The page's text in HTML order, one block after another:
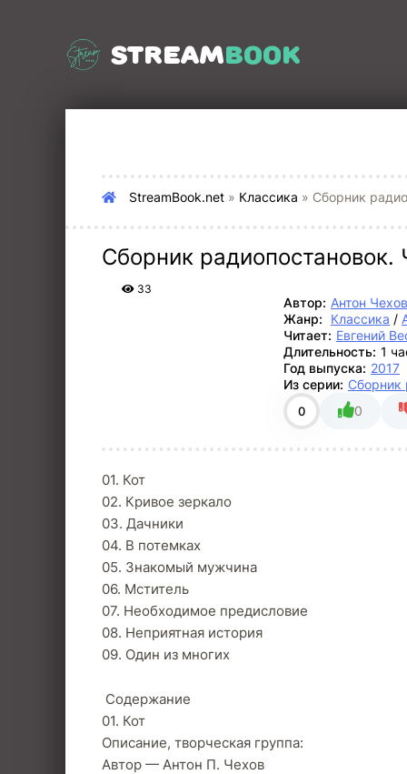
STREAMBOOK
StreamBook.net » Классика » Сборник
Сборник радиопостановок.
33
Автор: Антон Чехов
Жанр:
Классика /
Читает: Евгений
Длительность: 1
Год выпуска: 2017
Из серии: Сборник
0 0
01. Кот
02. Кривое зеркало
03. Дачники
04. В потемках
05. Знакомый мужчина
06. Мститель
07. Необходимое предисловие
08. Неприятная история
09. Один из многих
Содержание
01. Кот
Описание, творческая группа:
Автор — Антон П. Чехов